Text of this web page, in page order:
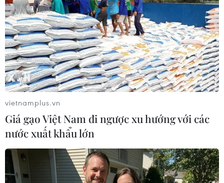
Không khí tại thủ đô Hà Nội và vùng lân
vietnamplus.vn
Giá gạo Việt Nam đi ngược xu hướng với các
nước xuất khẩu lớn